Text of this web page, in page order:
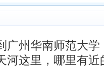
广州华南师范大
河这里，哪里有